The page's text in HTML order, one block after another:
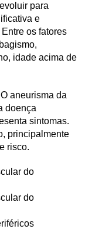
para
e
os fatores
idade acima de
aneurisma da
doença
sintomas.
principalmente
risco.
do
do